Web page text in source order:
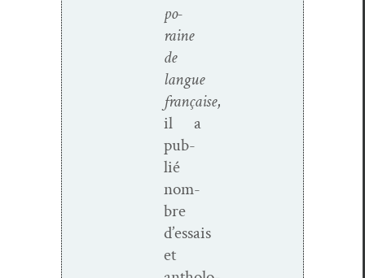
po­
raine
de
langue
française,
il a
pub­
lié
nom­
bre
d’essais
et